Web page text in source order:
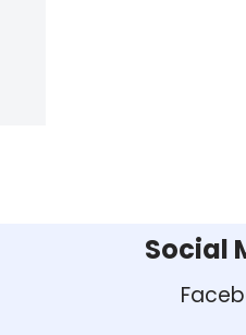
Social